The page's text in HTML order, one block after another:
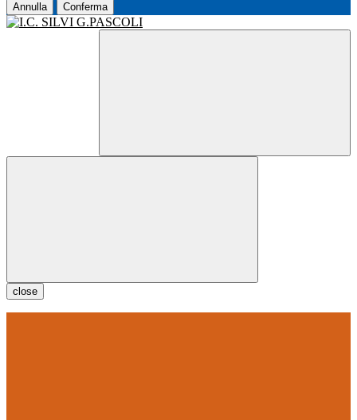
Annulla Conferma
close